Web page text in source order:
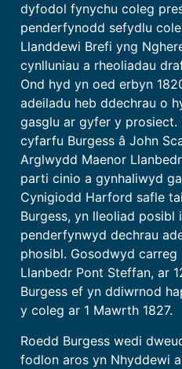
dyfodol fynychu coleg
penderfynodd sefydlu
Llanddewi Brefi yng
cynlluniau a rheoliadau
Ond hyd yn oed erbyn
adeiladu heb ddechrau o
gasglu ar gyfer y prosiect.
cyfarfu Burgess â John
Arglwydd Maenor
parti cinio a gynhaliwyd
Cynigiodd Harford safle
Burgess, yn lleoliad posibl
penderfynwyd dechrau
phosibl. Gosodwyd
Llanbedr Pont Steffan, ar
Burgess ef yn ddiwrnod
y coleg ar 1 Mawrth 1827.
Roedd Burgess wedi
fodlon aros yn Nhyddewi